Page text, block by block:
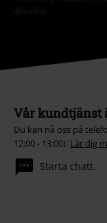
donation.
Vår kundtjänst
Du kan nå oss på
12:00 - 13:00). Lär dig
Starta chatt.